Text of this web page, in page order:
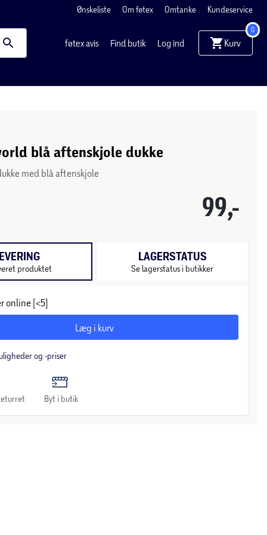
Ønskeliste Om føtex Omtanke Kundeservice
føtex avis Find butik Log ind Kurv
0
blå aftenskjole dukke
med blå aftenskjole
99,-
produktet
LAGERSTATUS
Se lagerstatus i butikker
online (<5)
Læg i kurv
og -priser
Byt i butik